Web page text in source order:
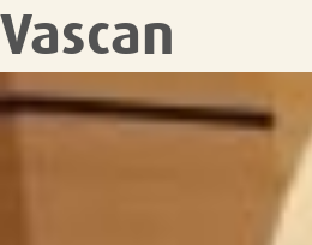
Vascan